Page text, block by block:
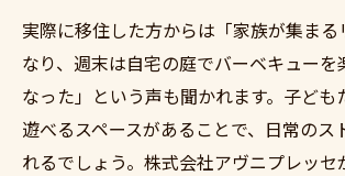
狭い東京に住むより近くて広
もうと交通アクセスの魅力
狭い東京に住むより近くて広
もうで生活利便を再発見
実際に移住した方からは「家族が集まる
なり、週末は自宅の庭でバーベキューを
なった」という声も聞かれます。子ども
遊べるスペースがあることで、日常のス
れるでしょう。株式会社アヴニプレッセ